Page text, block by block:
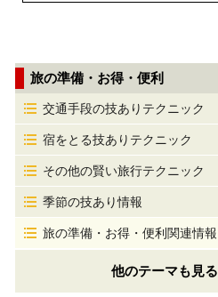
旅の準備・お得・便利
交通手段の技ありテクニック
宿をとる技ありテクニック
その他の賢い旅行テクニック
季節の技あり情報
旅の準備・お得・便利関連情報
他のテーマも見る